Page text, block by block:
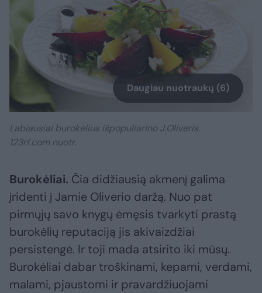
Daugiau nuotraukų (6)
Labiausiai burokėlius išpopuliarino J.Oliveris.
123rf.com nuotr.
Burokėliai. Čia didžiausią akmenį galima
įridenti į Jamie Oliverio daržą. Nuo pat
pirmųjų savo knygų ėmęsis tvarkyti prastą
burokėlių reputaciją jis akivaizdžiai
persistengė. Ir toji mada atsirito iki mūsų.
Burokėliai dabar troškinami, kepami, verdami,
malami, pjaustomi ir pravardžiuojami